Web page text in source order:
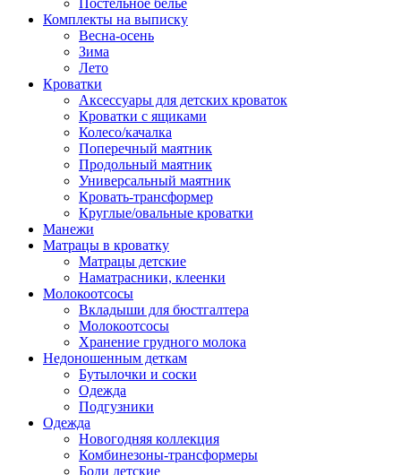
Постельное белье
Комплекты на выписку
Весна-осень
Зима
Лето
Кроватки
Аксессуары для детских кроваток
Кроватки с ящиками
Колесо/качалка
Поперечный маятник
Продольный маятник
Универсальный маятник
Кровать-трансформер
Круглые/овальные кроватки
Манежи
Матрацы в кроватку
Матрацы детские
Наматрасники, клеенки
Молокоотсосы
Вкладыши для бюстгалтера
Молокоотсосы
Хранение грудного молока
Недоношенным деткам
Бутылочки и соски
Одежда
Подгузники
Одежда
Новогодняя коллекция
Комбинезоны-трансформеры
Боди детские